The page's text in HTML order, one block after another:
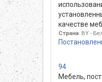
качестве
Страна: BY -
94
Мебель,